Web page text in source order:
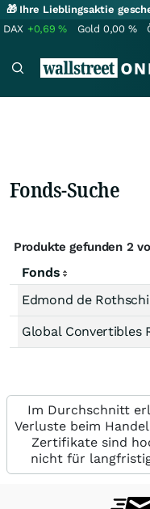
🎁 Ihre Lieblingsaktie
DAX +0,69% Gold 0,00 %
Fonds-Suche
Produkte gefunden 2
Fonds
Global Convertibles
Im Durchschnitt
Verluste beim
Zertifikate sind
nicht für